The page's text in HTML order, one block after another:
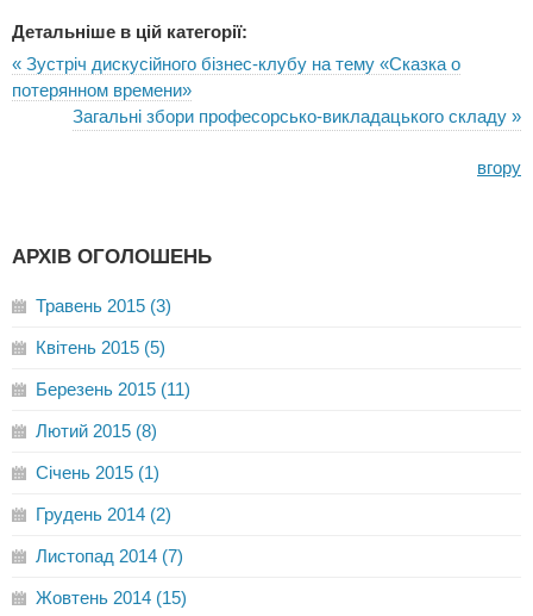
Детальніше в цій категорії:
« Зустріч дискусійного бізнес-клубу на тему «Сказка о
потерянном времени»
Загальні збори професорсько-викладацького складу »
вгору
АРХІВ ОГОЛОШЕНЬ
Травень 2015 (3)
Квітень 2015 (5)
Березень 2015 (11)
Лютий 2015 (8)
Січень 2015 (1)
Грудень 2014 (2)
Листопад 2014 (7)
Жовтень 2014 (15)